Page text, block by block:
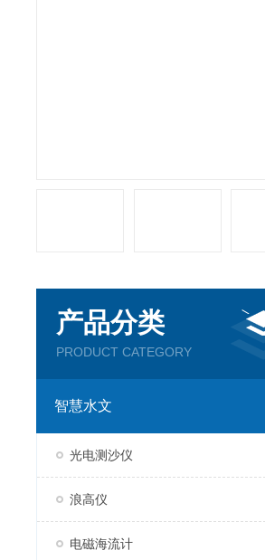
产品分类
PRODUCT CATEGORY
智慧水文
光电测沙仪
浪高仪
电磁海流计